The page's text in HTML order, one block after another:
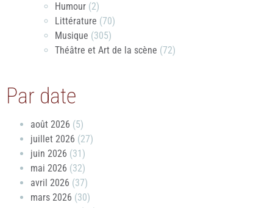
Humour (2)
Littérature (70)
Musique (305)
Théâtre et Art de la scène (72)
Par date
août 2026 (5)
juillet 2026 (27)
juin 2026 (31)
mai 2026 (32)
avril 2026 (37)
mars 2026 (30)